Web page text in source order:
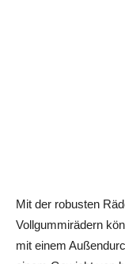
Mit der robusten
Vollgummirädern
mit einem